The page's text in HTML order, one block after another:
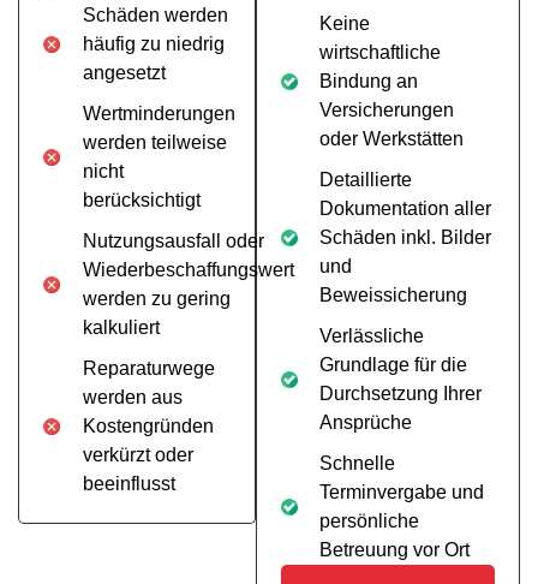
Keine
wirtschaftliche
Bindung an
Versicherungen
oder Werkstätten
Detaillierte
Dokumentation aller
Schäden inkl. Bilder
und
Beweissicherung
Verlässliche
Grundlage für die
Durchsetzung Ihrer
Ansprüche
Schnelle
Terminvergabe und
persönliche
Betreuung vor Ort
Schäden werden
häufig zu niedrig
angesetzt
Wertminderungen
werden teilweise
nicht
berücksichtigt
Nutzungsausfall oder
Wiederbeschaffungswert
werden zu gering
kalkuliert
Reparaturwege
werden aus
Kostengründen
verkürzt oder
beeinflusst